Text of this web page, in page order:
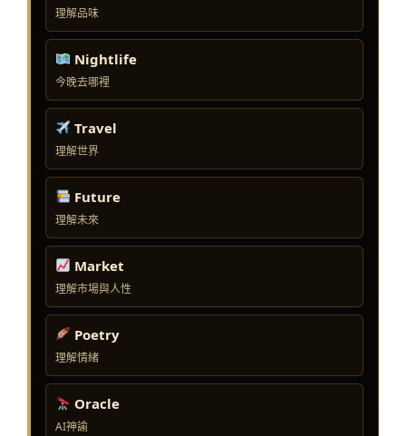
理解品味
Nightlife
今晚去哪裡
Travel
理解世界
Future
理解未來
Market
理解市場與人性
Poetry
理解情緒
Oracle
AI神諭